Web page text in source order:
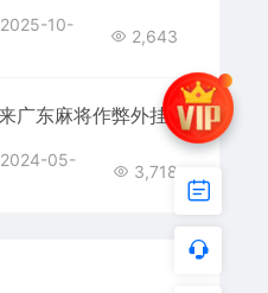
2025-10-
2,643
闲来广东麻将作弊外挂(广东闲来麻将透视控牌辅助器)
2024-05-
3,718